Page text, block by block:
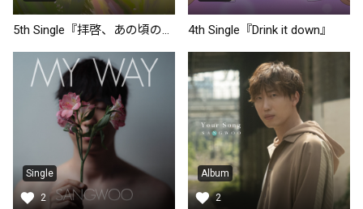
5th Single『拝啓、あの頃の僕へ』 4th Single『Drink it down』
Single
2
Album
2